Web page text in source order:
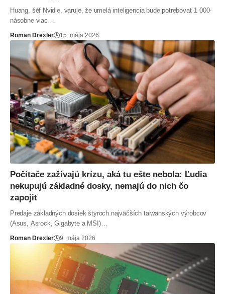
Huang, šéf Nvidie, varuje, že umelá inteligencia bude potrebovať 1 000-
násobne viac…
Roman Drexler 15. mája 2026
Počítače zažívajú krízu, aká tu ešte nebola: Ľudia
nekupujú základné dosky, nemajú do nich čo
zapojiť
Predaje základných dosiek štyroch najväčších taiwanských výrobcov
(Asus, Asrock, Gigabyte a MSI)…
Roman Drexler 9. mája 2026